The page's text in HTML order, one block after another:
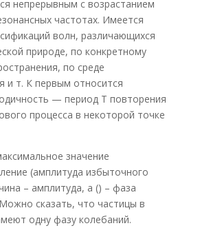
непрерывным с возрастанием
частотах. Имеется
волн, различающихся
природе, по конкретному
по среде
и т. К первым относится
— период T повторения
процесса в некоторой точке
значение
(амплитуда избыточного
– амплитуда, а () – фаза
сказать, что частицы в
одну фазу колебаний.